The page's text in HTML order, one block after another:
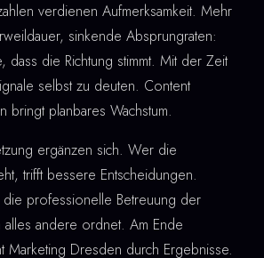
verdienen Aufmerksamkeit. Mehr
sinkende Absprungraten:
dass die Richtung stimmt. Mit der Zeit
selbst zu deuten. Content
bringt planbares Wachstum.
ergänzen sich. Wer die
trifft bessere Entscheidungen.
professionelle Betreuung der
alles andere ordnet. Am Ende
Marketing Dresden durch Ergebnisse.